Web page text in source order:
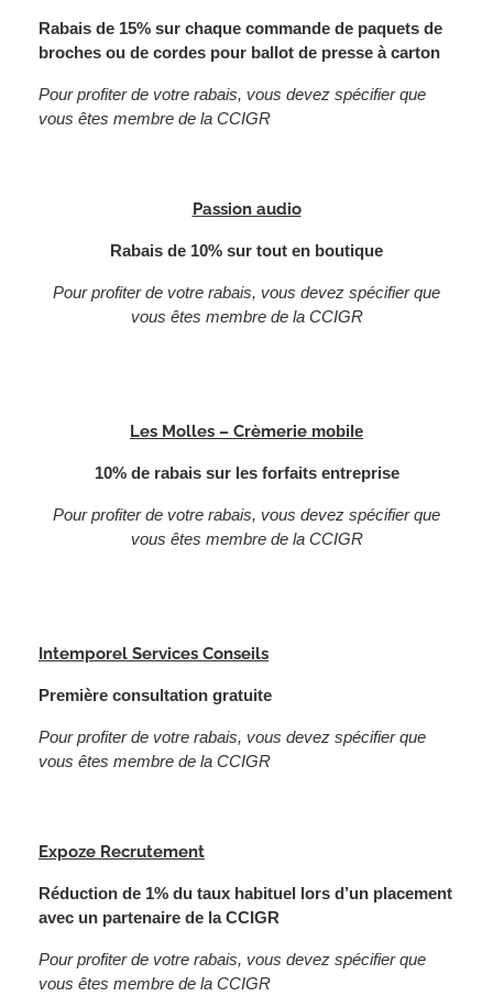
Rabais de 15% sur chaque commande de paquets de
broches ou de cordes pour ballot de presse à carton
Pour profiter de votre rabais, vous devez spécifier que
vous êtes membre de la CCIGR
Passion audio
Rabais de 10% sur tout en boutique
Pour profiter de votre rabais, vous devez spécifier que
vous êtes membre de la CCIGR
Les Molles – Crèmerie mobile
10% de rabais sur les forfaits entreprise
Pour profiter de votre rabais, vous devez spécifier que
vous êtes membre de la CCIGR
Intemporel Services Conseils
Première consultation gratuite
Pour profiter de votre rabais, vous devez spécifier que
vous êtes membre de la CCIGR
Expoze Recrutement
Réduction de 1% du taux habituel lors d’un placement
avec un partenaire de la CCIGR
Pour profiter de votre rabais, vous devez spécifier que
vous êtes membre de la CCIGR